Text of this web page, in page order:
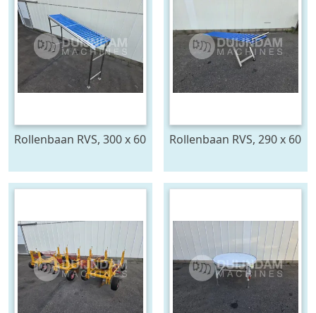
Rollenbaan RVS, 300 x 60
Rollenbaan RVS, 290 x 60